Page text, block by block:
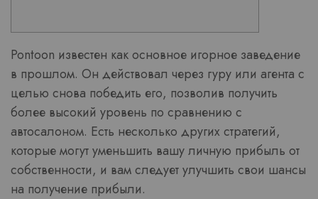
Pontoon известен как основное игорное заведение
в прошлом. Он действовал через гуру или агента с
целью снова победить его, позволив получить
более высокий уровень по сравнению с
автосалоном. Есть несколько других стратегий,
которые могут уменьшить вашу личную прибыль от
собственности, и вам следует улучшить свои шансы
на получение прибыли.